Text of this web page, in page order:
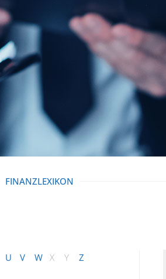
FINANZLEXIKON
U V W X Y Z